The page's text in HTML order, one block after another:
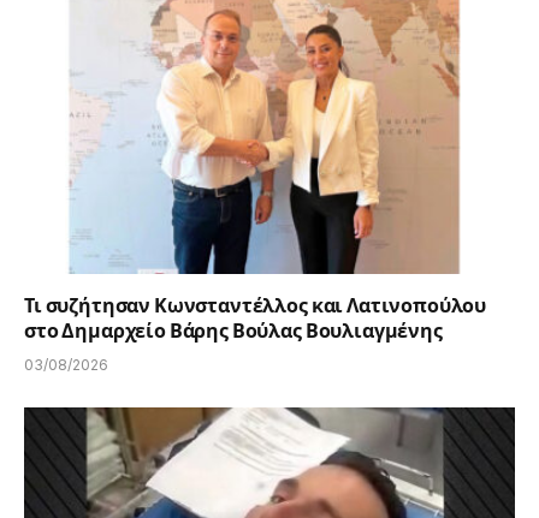
Τι συζήτησαν Κωνσταντέλλος και Λατινοπούλου
στο Δημαρχείο Βάρης Βούλας Βουλιαγμένης
03/08/2026